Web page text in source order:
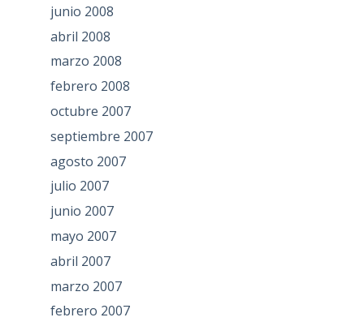
junio 2008
abril 2008
marzo 2008
febrero 2008
octubre 2007
septiembre 2007
agosto 2007
julio 2007
junio 2007
mayo 2007
abril 2007
marzo 2007
febrero 2007